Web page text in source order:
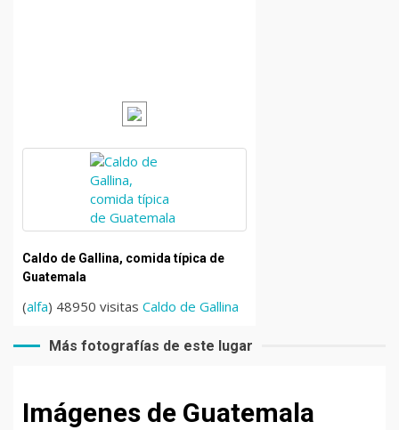
Caldo de Gallina, comida típica de
Guatemala
(alfa) 48950 visitas Caldo de Gallina
Más fotografías de este lugar
Imágenes de Guatemala